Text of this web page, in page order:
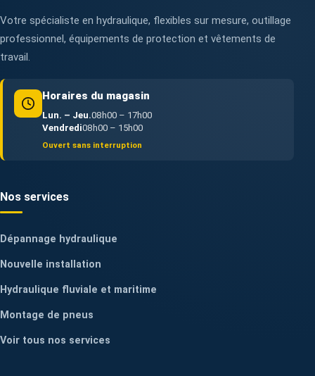
Votre spécialiste en hydraulique, flexibles sur mesure, outillage
professionnel, équipements de protection et vêtements de
travail.
Horaires du magasin
Lun. – Jeu.08h00 – 17h00
Vendredi08h00 – 15h00
Ouvert sans interruption
Nos services
Dépannage hydraulique
Nouvelle installation
Hydraulique fluviale et maritime
Montage de pneus
Voir tous nos services